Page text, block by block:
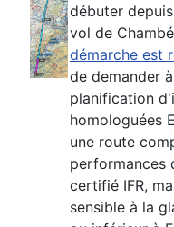
débuter
vol de
démarche est
de demander
planification
homologuées
une route
performances
certifié IFR,
sensible à la